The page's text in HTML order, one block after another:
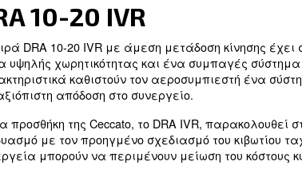
16% σε σύγκριση με τα προηγούμενα
Εξαιρετική δυνατότητα σέρβις.Το
τη συντήρηση μετάδοση ιμάντα.
Ευρύχωρο και έξυπνο σύστημα ψύξης.
βελτιώνοντας τη ροή αέρα και
Σχεδιασμένα για απόδοση και άνεση.